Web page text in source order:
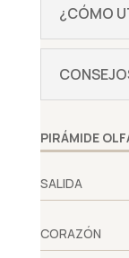
¿CÓMO
PIRÁMIDE
SALIDA
CORAZÓN